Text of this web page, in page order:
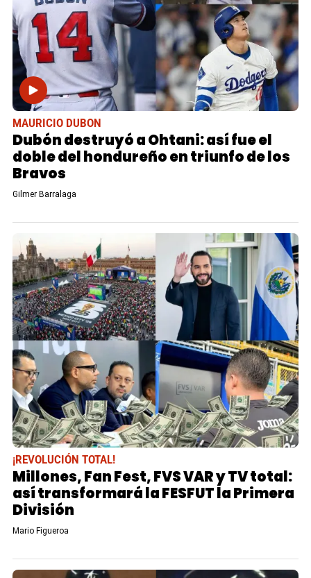
MAURICIO DUBON
Dubón destruyó a Ohtani: así fue el
doble del hondureño en triunfo de los
Bravos
Gilmer Barralaga
¡REVOLUCIÓN TOTAL!
Millones, Fan Fest, FVS VAR y TV total:
así transformará la FESFUT la Primera
División
Mario Figueroa